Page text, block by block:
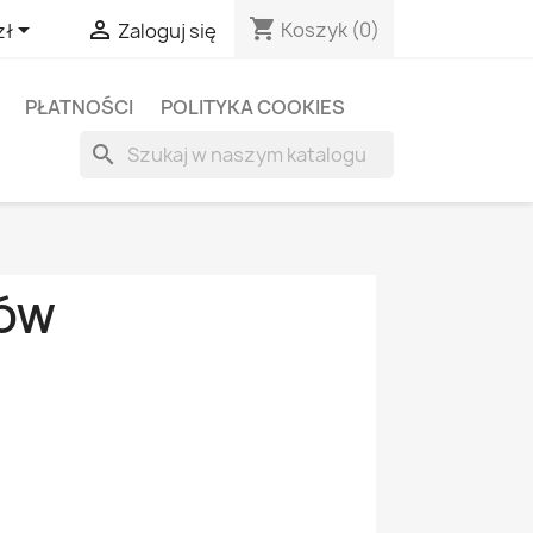
  Zaloguj się shopping_cart Koszyk (0)
PŁATNOŚCI POLITYKA COOKIES
search